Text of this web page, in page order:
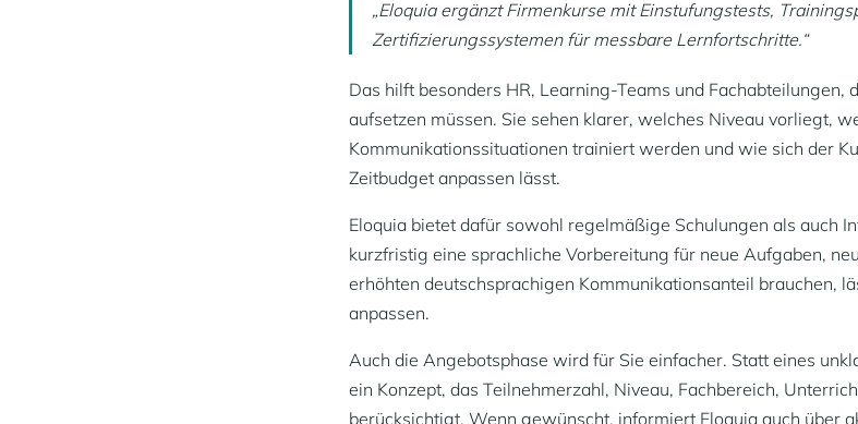
„Eloquia ergänzt Firmenkurse mit Einstufungstests,
Zertifizierungssystemen für messbare Lernfortschritte.“
Das hilft besonders HR, Learning-Teams und Fachabteilungen,
aufsetzen müssen. Sie sehen klarer, welches Niveau vorliegt,
Kommunikationssituationen trainiert werden und wie sich der
Zeitbudget anpassen lässt.
Eloquia bietet dafür sowohl regelmäßige Schulungen als auch
kurzfristig eine sprachliche Vorbereitung für neue Aufgaben,
erhöhten deutschsprachigen Kommunikationsanteil brauchen,
anpassen.
Auch die Angebotsphase wird für Sie einfacher. Statt eines
ein Konzept, das Teilnehmerzahl, Niveau, Fachbereich,
berücksichtigt. Wenn gewünscht, informiert Eloquia auch über